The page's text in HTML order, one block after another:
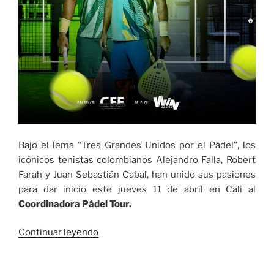
Bajo el lema “Tres Grandes Unidos por el Pádel”, los
icónicos tenistas colombianos Alejandro Falla, Robert
Farah y Juan Sebastián Cabal, han unido sus pasiones
para dar inicio este jueves 11 de abril en Cali al
Coordinadora Pádel Tour.
Continuar leyendo«Este